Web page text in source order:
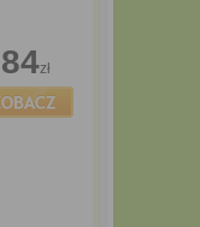
84zł